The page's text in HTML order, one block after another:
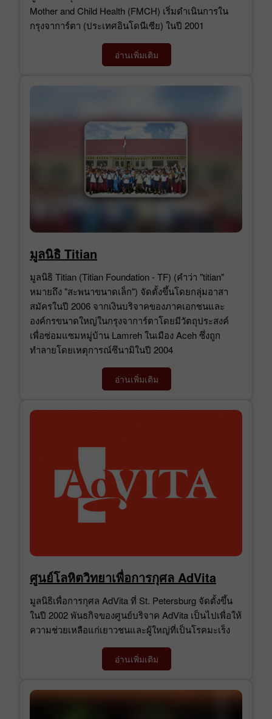
Mother and Child Health (FMCH) เริ่มดำเนินการใน
กรุงจาการ์ตา (ประเทศอินโดนีเซีย) ในปี 2001
อ่านเพิ่มเติม
มูลนิธิ Titian
มูลนิธิ Titian (Titian Foundation - TF) (คำว่า "titian"
หมายถึง "สะพนาขนาดเล็ก") จัดตั้งขึ้นโดยกลุ่มอาสา
สมัครในปี 2006 จากเงินบริจาคของภาคเอกชนและ
องค์กรขนาดใหญ่ในกรุงจาการ์ตาโดยมีวัตถุประสงค์
เพื่อซ่อมแซมหมู่บ้าน Lamreh ในเมือง Aceh ซึ่งถูก
ทำลายโดยเหตุการณ์ซึนามิในปี 2004
อ่านเพิ่มเติม
ศูนย์โลหิตวิทยาเพื่อการกุศล AdVita
มูลนิธิเพื่อการกุศล AdVita ที่ St. Petersburg จัดตั้งขึ้น
ในปี 2002 พันธกิจของศูนย์บริจาค AdVita เป็นไปเพื่อให้
ความช่วยเหลือแก่เยาวชนและผู้ใหญ่ที่เป็นโรคมะเร็ง
อ่านเพิ่มเติม